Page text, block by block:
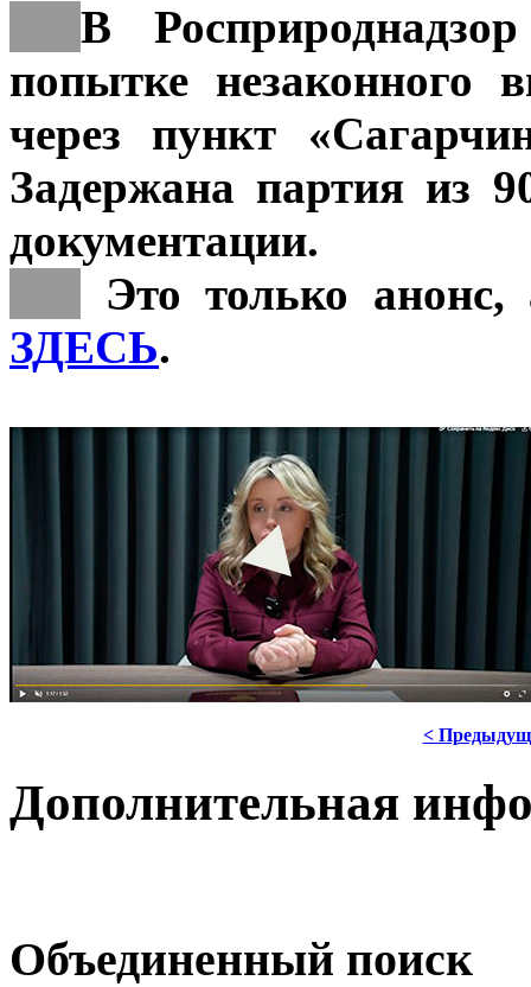
В
попытке незаконного
через пункт
Задержана партия из
документации.
Это только
ЗДЕСЬ.
<
Дополнительная
Объединенный поиск